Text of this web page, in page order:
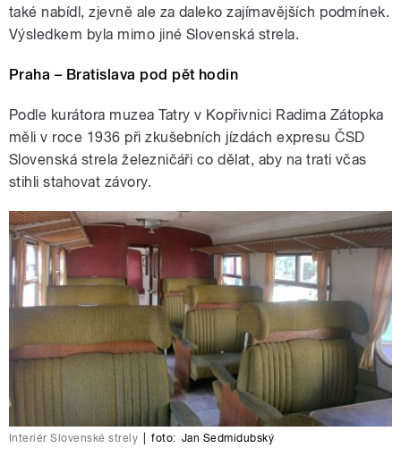
také nabídl, zjevně ale za daleko zajímavějších podmínek.
Výsledkem byla mimo jiné Slovenská strela.
Praha – Bratislava pod pět hodin
Podle kurátora muzea Tatry v Kopřivnici Radima Zátopka
měli v roce 1936 při zkušebních jízdách expresu ČSD
Slovenská strela železničáři co dělat, aby na trati včas
stihli stahovat závory.
Interiér Slovenské strely foto: Jan Sedmidubský